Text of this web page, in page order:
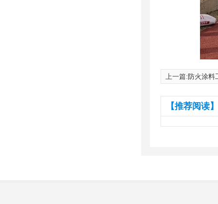
上一篇:防火涂料
【推荐阅读